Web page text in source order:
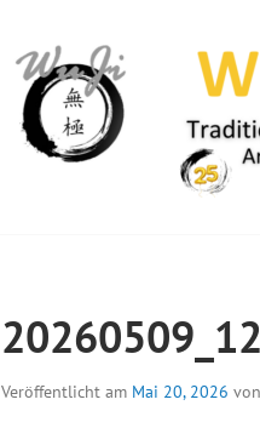
Veröffentlicht am Mai 20, 2026 von